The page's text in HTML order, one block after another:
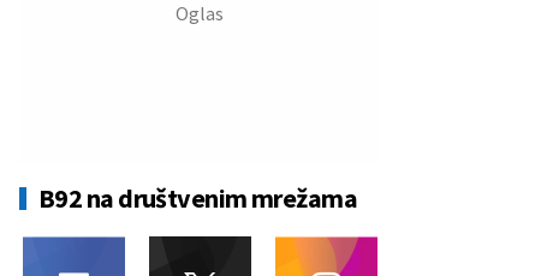
B92 na društvenim mrežama